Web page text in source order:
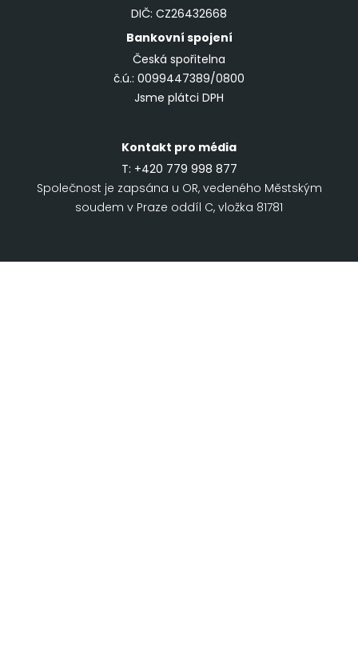
DIČ: CZ26432668
Bankovní spojení
Česká spořitelna
č.ú.: 0099447389/0800
Jsme plátci DPH
Kontakt pro média
T: +420 779 998 877
Společnost je zapsána u OR, vedeného Městským
soudem v Praze oddíl C, vložka 81781